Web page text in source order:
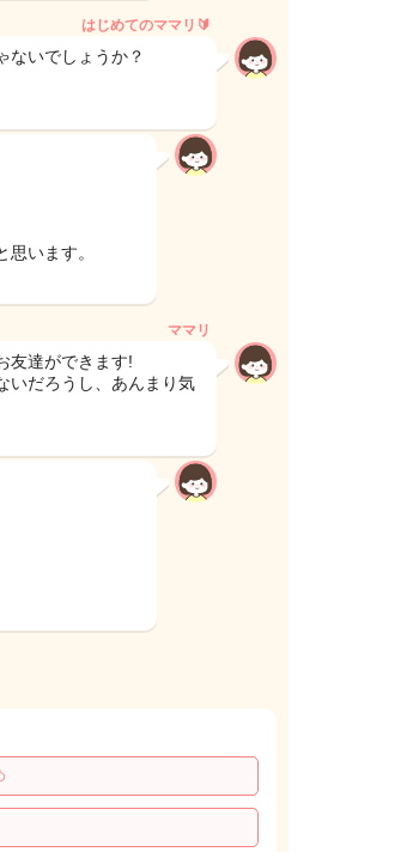
はじめてのママリ🔰
ないでしょうか？
います。
ママリ
友達ができます!
いだろうし、あんまり気